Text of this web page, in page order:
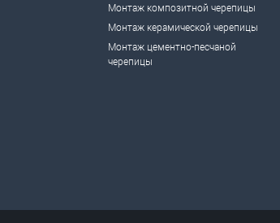
Монтаж композитной черепицы
Монтаж керамической черепицы
Монтаж цементно-песчаной
черепицы